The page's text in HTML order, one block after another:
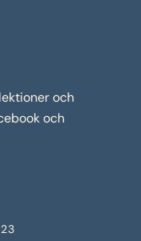
och
och